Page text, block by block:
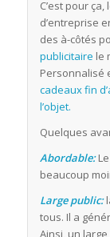
C’est pour
d’entreprise
des à-côtés
publicitaire le
Personnalisé
cadeaux fin
l’objet.
Quelques
Abordable:
beaucoup
Large public:
tous. Il a
Ainsi, un